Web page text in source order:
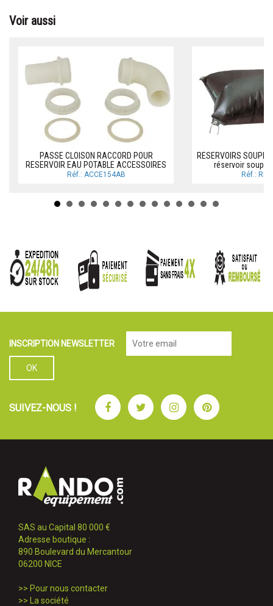
Voir aussi
PASSE CLOISON RACCORD POUR
RESERVOIR EAU POTABLE ACCESSOIRES
Réf.: ACCE154AB
RESERVOIRS
réservoir souple
Réf.:
INSCRIPTION NEWSLETTER
SUIVEZ-NOUS ! FacebookTwitterInstagramPinterest
SAS au Capital 80 000 €
Adresse boutique :
890 Boulevard du Mercantour
06200 NICE
>> Pour nous contacter
>>
La société